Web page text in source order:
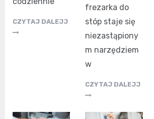
CZYTAJ DALEJJ
frezarka do
stóp staje się
niezastąpiony
m narzędziem
w
CZYTAJ DALEJJ